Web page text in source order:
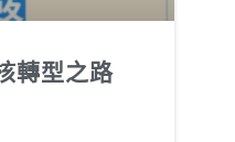
轉型之路